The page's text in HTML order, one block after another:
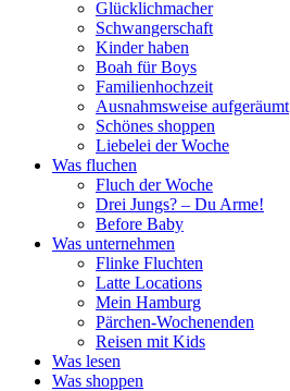
Glücklichmacher
Schwangerschaft
Kinder haben
Boah für Boys
Familienhochzeit
Ausnahmsweise aufgeräumt
Schönes shoppen
Liebelei der Woche
Was fluchen
Fluch der Woche
Drei Jungs? – Du Arme!
Before Baby
Was unternehmen
Flinke Fluchten
Latte Locations
Mein Hamburg
Pärchen-Wochenenden
Reisen mit Kids
Was lesen
Was shoppen